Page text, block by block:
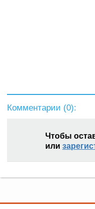
Комментарии (0):
Чтобы
или